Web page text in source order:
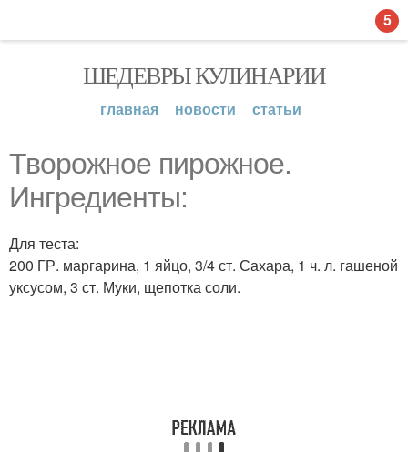
ШЕДЕВРЫ КУЛИНАРИИ
главная новости статьи
Творожное пирожное.
Ингредиенты:
Для теста:
200 ГР. маргарина, 1 яйцо, 3/4 ст. Сахара, 1 ч. л. гашеной
уксусом, 3 ст. Муки, щепотка соли.
5